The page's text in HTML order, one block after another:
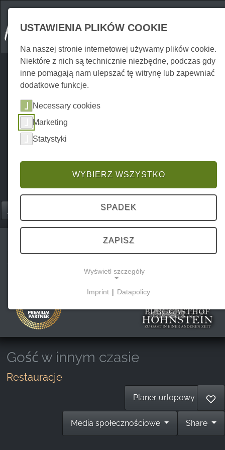
Restauracje
Burggasthof Hohnstein
Gość w innym czasie
Restauracje
Planer urlopowy ♡
Share
Media społecznościowe
USTAWIENIA PLIKÓW COOKIE
Na naszej stronie internetowej używamy plików cookie.
Niektóre z nich są technicznie niezbędne, podczas gdy
inne pomagają nam ulepszać tę witrynę lub zapewniać
dodatkowe funkcje.
Necessary cookies
Marketing
Statystyki
WYBIERZ WSZYSTKO
SPADEK
ZAPISZ
Wyświetl szczegóły
Te pliki cookie umożliwiają podstawową
funkcjonalność i są niezbędne do korzystania z
witryny.
MARKETING
Marketingowe pliki cookie są wykorzystywane
przez strony trzecie do wyświetlania
spersonalizowanych reklam. Robią to poprzez
śledzenie odwiedzających na różnych stronach
Imprint | Datapolicy